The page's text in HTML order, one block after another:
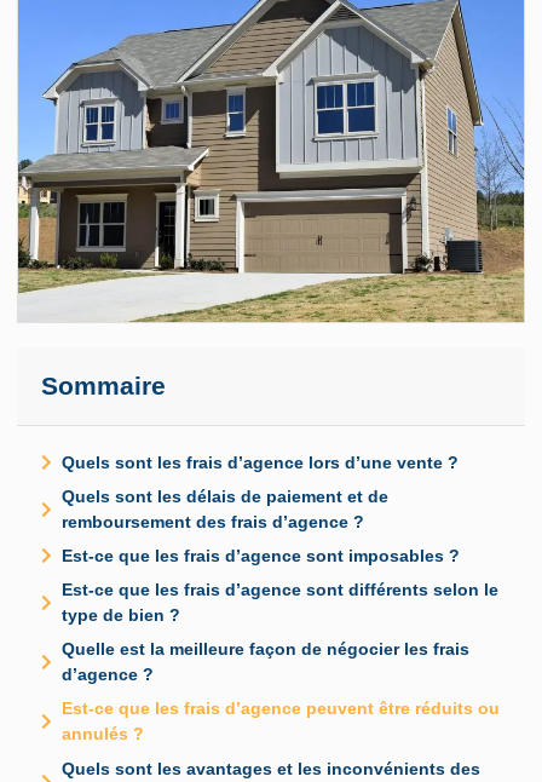
Sommaire
Quels sont les frais d’agence lors d’une vente ?
Quels sont les délais de paiement et de
remboursement des frais d’agence ?
Est-ce que les frais d’agence sont imposables ?
Est-ce que les frais d’agence sont différents selon le
type de bien ?
Quelle est la meilleure façon de négocier les frais
d’agence ?
Est-ce que les frais d’agence peuvent être réduits ou
annulés ?
Quels sont les avantages et les inconvénients des